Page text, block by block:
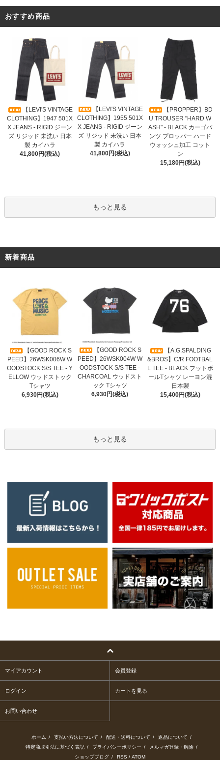
おすすめ商品
【LEVI'S VINTAGE
CLOTHING】1947 501X
X JEANS - RIGID ジーン
ズ リジッド 未洗い 日本
製 カイハラ
41,800円(税込)
【LEVI'S VINTAGE
CLOTHING】1955 501X
X JEANS - RIGID ジーン
ズ リジッド 未洗い 日本
製 カイハラ
41,800円(税込)
【PROPPER】BD
U TROUSER "HARD W
ASH" - BLACK カーゴパ
ンツ プロッパー ハード
ウォッシュ加工 コット
ン
15,180円(税込)
もっと見る
新着商品
【GOOD ROCK S
PEED】26WSK006W W
OODSTOCK S/S TEE - Y
ELLOW ウッドストック
Tシャツ
6,930円(税込)
【GOOD ROCK S
PEED】26WSK004W W
OODSTOCK S/S TEE -
CHARCOAL ウッドスト
ック Tシャツ
6,930円(税込)
【A.G.SPALDING
&BROS】C/R FOOTBAL
L TEE - BLACK フットボ
ールTシャツ レーヨン混
日本製
15,400円(税込)
もっと見る
マイアカウント 会員登録
ログイン カートを見る
お問い合わせ
ホーム / 支払い方法について / 配送・送料について / 返品について /
特定商取引法に基づく表記 / プライバシーポリシー / メルマガ登録・解除 /
ショップブログ / RSS / ATOM